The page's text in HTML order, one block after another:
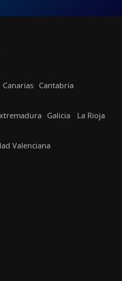
Canarias Cantabria
Galicia La Rioja
Valenciana